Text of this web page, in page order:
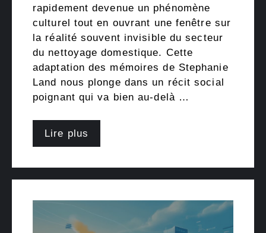
rapidement devenue un phénomène
culturel tout en ouvrant une fenêtre sur
la réalité souvent invisible du secteur
du nettoyage domestique. Cette
adaptation des mémoires de Stephanie
Land nous plonge dans un récit social
poignant qui va bien au-delà …
Lire plus